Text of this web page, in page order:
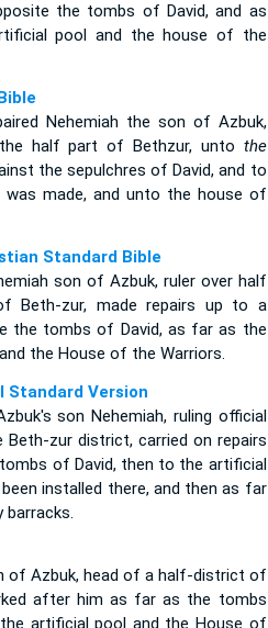
the tombs of David, and as
pool and the house of the
Nehemiah the son of Azbuk,
half part of Bethzur, unto the
the sepulchres of David, and to
made, and unto the house of
Standard Bible
son of Azbuk, ruler over half
Beth-zur, made repairs up to a
the tombs of David, as far as the
the House of the Warriors.
Standard Version
son Nehemiah, ruling official
zur district, carried on repairs
of David, then to the artificial
installed there, and then as far
barracks.
of Azbuk, head of a half-district of
after him as far as the tombs
artificial pool and the House of